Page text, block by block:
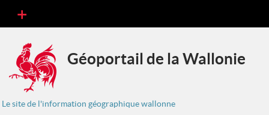
Géoportail de la Wallonie
Le site de l'information géographique wallonne